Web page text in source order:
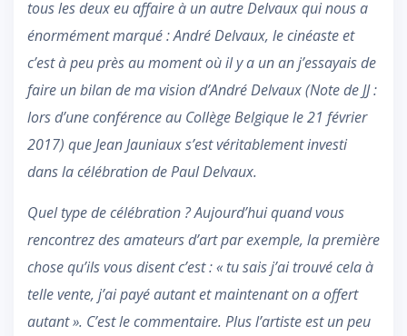
tous les deux eu affaire à un autre Delvaux qui nous a
énormément marqué : André Delvaux, le cinéaste et
c’est à peu près au moment où il y a un an j’essayais de
faire un bilan de ma vision d’André Delvaux (Note de JJ :
lors d’une conférence au Collège Belgique le 21 février
2017) que Jean Jauniaux s’est véritablement investi
dans la célébration de Paul Delvaux.
Quel type de célébration ? Aujourd’hui quand vous
rencontrez des amateurs d’art par exemple, la première
chose qu’ils vous disent c’est : « tu sais j’ai trouvé cela à
telle vente, j’ai payé autant et maintenant on a offert
autant ». C’est le commentaire. Plus l’artiste est un peu